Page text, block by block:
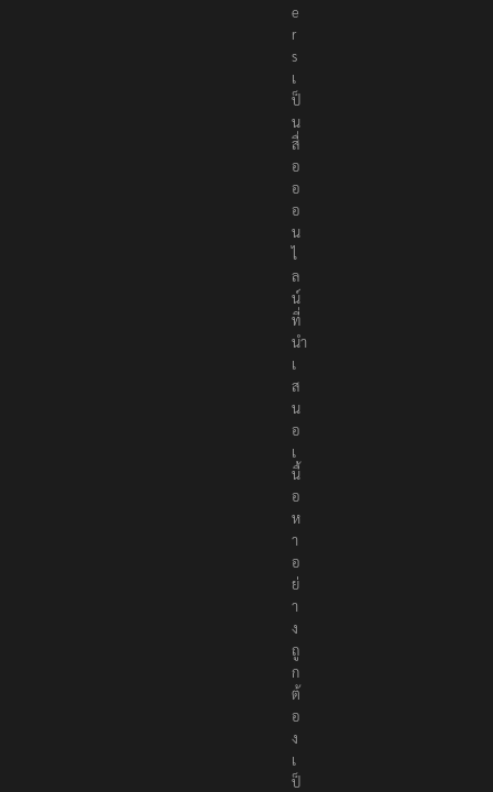
t
e
r
s
เ
ป็
น
สื่
อ
อ
อ
น
ไ
ล
น์
ที่
นำ
เ
ส
น
อ
เ
นื้
อ
ห
า
อ
ย่
า
ง
ถู
ก
ต้
อ
ง
เ